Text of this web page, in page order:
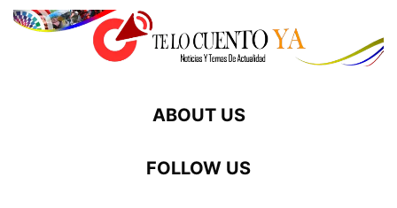
ABOUT US
FOLLOW US